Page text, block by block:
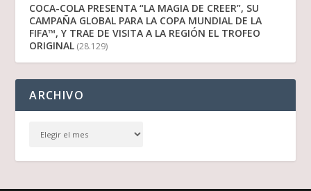
COCA-COLA PRESENTA “LA MAGIA DE CREER”, SU
CAMPAÑA GLOBAL PARA LA COPA MUNDIAL DE LA
FIFA™, Y TRAE DE VISITA A LA REGIÓN EL TROFEO
ORIGINAL (28.129)
ARCHIVO